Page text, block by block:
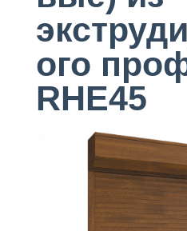
ого
RHE45